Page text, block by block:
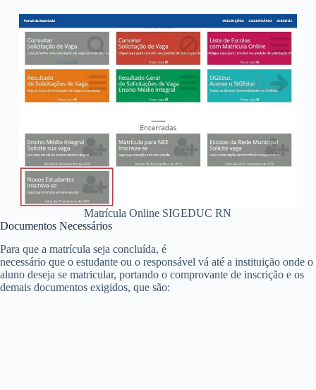
Matrícula Online SIGEDUC RN
Documentos Necessários
Para que a matrícula seja concluída, é
necessário que o estudante ou o responsável vá até a instituição onde o
aluno deseja se matricular, portando o comprovante de inscrição e os
demais documentos exigidos, que são: